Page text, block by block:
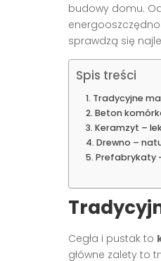
budowy domu.
sprawdzą się
Spis treści
Tradycyjne
Beton
Keramzyt –
Drewno –
Prefabrykaty
Cegła i pustak to
główne zalety to